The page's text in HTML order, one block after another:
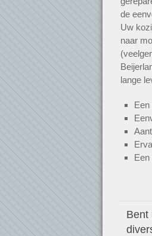
de
Uw
naar
lange
Een
Een
Bent